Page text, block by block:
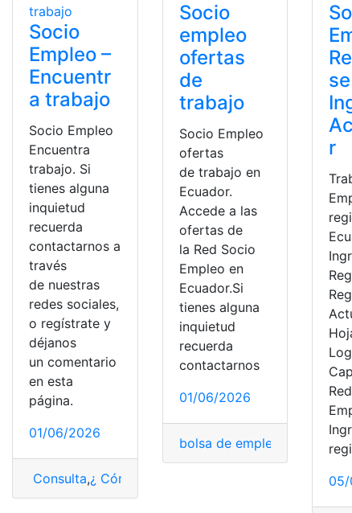
Socio
Empleo –
Encuentr
a trabajo
Socio Empleo
Encuentra
trabajo. Si
tienes alguna
inquietud
recuerda
contactarnos a
través
de nuestras
redes sociales,
o regístrate y
déjanos
un comentario
en esta
página.
01/06/2026
Consulta,¿ Cómo saber? socio,
Socio
empleo
ofertas
de
trabajo
Socio Empleo
ofertas
de trabajo en
Ecuador.
Accede a las
ofertas de
la Red Socio
Empleo en
Ecuador.Si
tienes alguna
inquietud
recuerda
contactarnos
01/06/2026
bolsa de empleo Consultas,
se
r